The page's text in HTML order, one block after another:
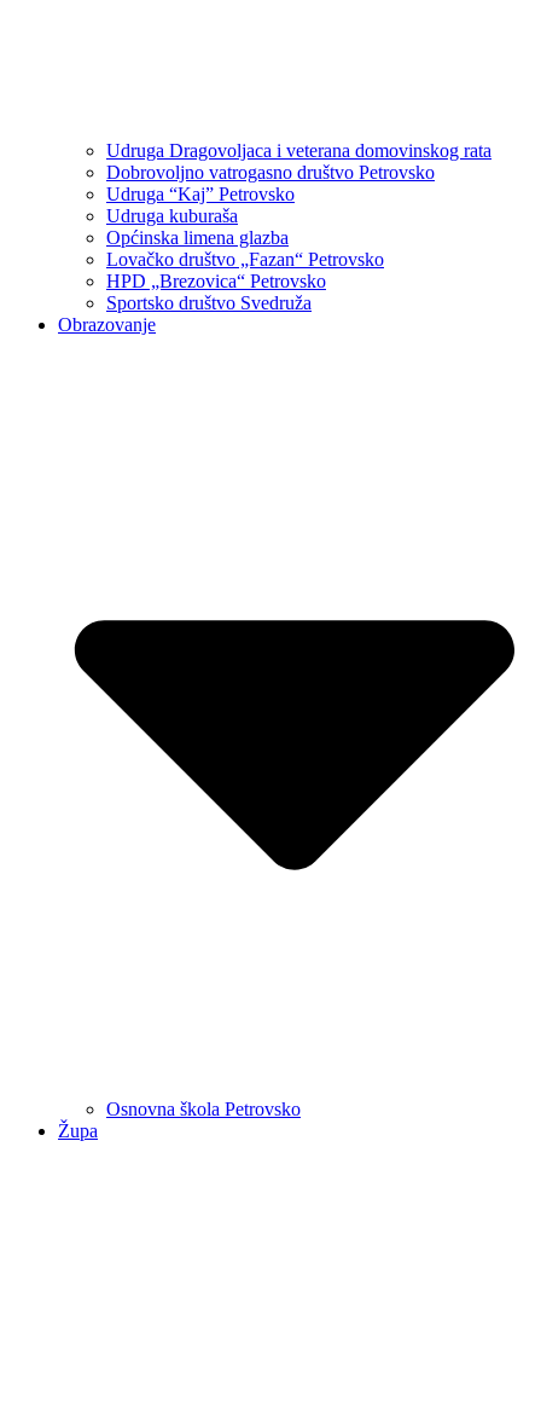
Udruga Dragovoljaca i veterana domovinskog rata
Dobrovoljno vatrogasno društvo Petrovsko
Udruga “Kaj” Petrovsko
Udruga kuburaša
Općinska limena glazba
Lovačko društvo „Fazan“ Petrovsko
HPD „Brezovica“ Petrovsko
Sportsko društvo Svedruža
Obrazovanje
Osnovna škola Petrovsko
Župa